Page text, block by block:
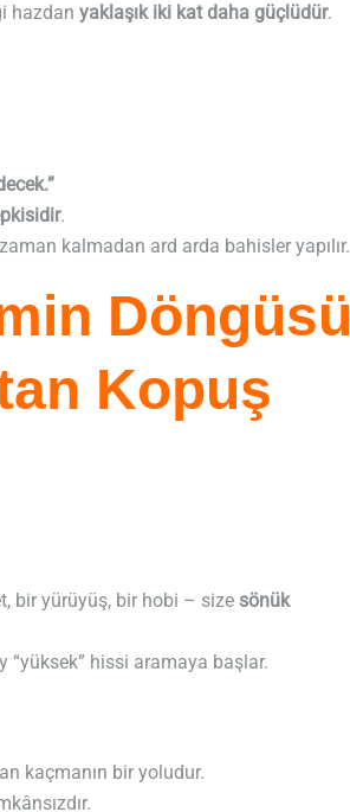
hazdan yaklaşık iki kat daha güçlüdür.
.
kalmadan ard arda bahisler yapılır.
Döngüsü
Kopuş
bir yürüyüş, bir hobi – size sönük
“yüksek” hissi aramaya başlar.
kaçmanın bir yoludur.